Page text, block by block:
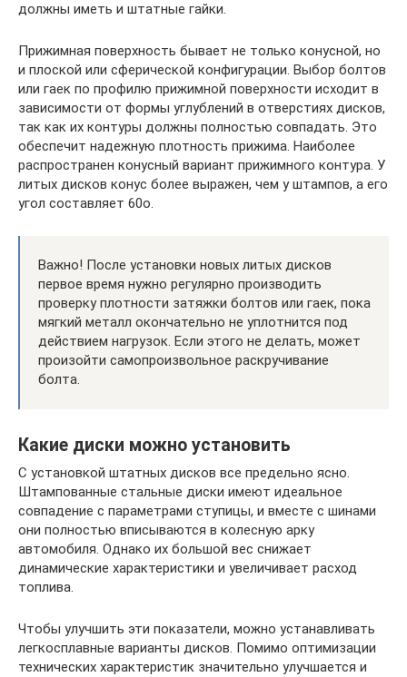
должны иметь и штатные гайки.
Прижимная поверхность бывает не только конусной, но
и плоской или сферической конфигурации. Выбор болтов
или гаек по профилю прижимной поверхности исходит в
зависимости от формы углублений в отверстиях дисков,
так как их контуры должны полностью совпадать. Это
обеспечит надежную плотность прижима. Наиболее
распространен конусный вариант прижимного контура. У
литых дисков конус более выражен, чем у штампов, а его
угол составляет 60о.
Важно! После установки новых литых дисков
первое время нужно регулярно производить
проверку плотности затяжки болтов или гаек, пока
мягкий металл окончательно не уплотнится под
действием нагрузок. Если этого не делать, может
произойти самопроизвольное раскручивание
болта.
Какие диски можно установить
С установкой штатных дисков все предельно ясно.
Штампованные стальные диски имеют идеальное
совпадение с параметрами ступицы, и вместе с шинами
они полностью вписываются в колесную арку
автомобиля. Однако их большой вес снижает
динамические характеристики и увеличивает расход
топлива.
Чтобы улучшить эти показатели, можно устанавливать
легкосплавные варианты дисков. Помимо оптимизации
технических характеристик значительно улучшается и